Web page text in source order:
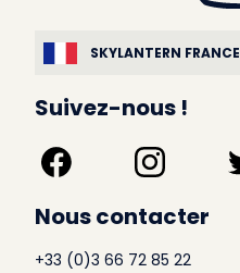
SKYLANTERN FRANCE
Suivez-nous !
Nous contacter
+33 (0)3 66 72 85 22